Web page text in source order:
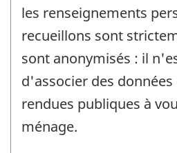
les renseignements
recueillons sont
sont anonymisés : il
d'associer des
rendues publiques à
ménage.